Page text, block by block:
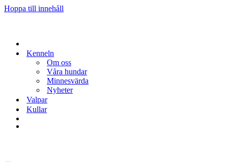
Hoppa till innehåll
Kenneln
Om oss
Våra hundar
Minnesvärda
Nyheter
Valpar
Kullar